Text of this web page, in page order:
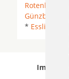
Rotenburg
Günzburg
* Esslingen